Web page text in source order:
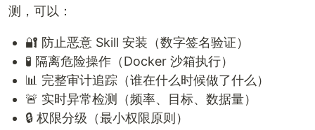
测，可以：
🔐 防止恶意 Skill 安装（数字签名验证）
🧪 隔离危险操作（Docker 沙箱执行）
📊 完整审计追踪（谁在什么时候做了什么）
🚨 实时异常检测（频率、目标、数据量）
🔒 权限分级（最小权限原则）